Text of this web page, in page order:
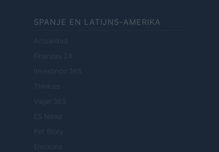
SPANJE EN LATIJNS-AMERIKA
Actualidad
Finanzas 24
Investindo 365
Think.es
Viajar 365
ES Newz
Pet Story
Encocina